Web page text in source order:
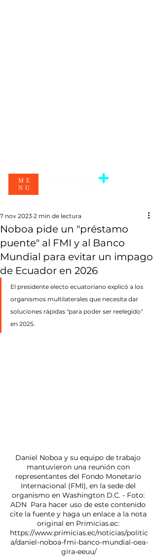
ME
NU
Noboa pide un "préstamo
puente" al FMI y al Banco
Mundial para evitar un impago
de Ecuador en 2026
7 nov 2023 2 min de lectura
El presidente electo ecuatoriano explicó a los
organismos multilaterales que necesita dar
soluciones rápidas "para poder ser reelegido"
en 2025.
Daniel Noboa y su equipo de trabajo
mantuvieron una reunión con
representantes del Fondo Monetario
Internacional (FMI), en la sede del
organismo en Washington D.C. - Foto:
ADN  Para hacer uso de este contenido
cite la fuente y haga un enlace a la nota
original en Primicias.ec:
https://www.primicias.ec/noticias/politic
a/daniel-noboa-fmi-banco-mundial-oea-
gira-eeuu/